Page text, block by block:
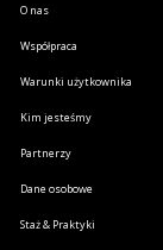
O nas
Współpraca
Warunki użytkownika
Kim jesteśmy
Partnerzy
Dane osobowe
Staż & Praktyki